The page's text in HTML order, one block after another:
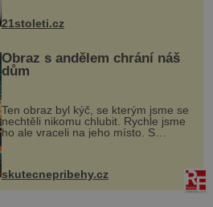
k dostatečně přesnému zacílení ...
21stoleti.cz
Obraz s andělem chrání náš
dům
Ten obraz byl kýč, se kterým jsme se
nechtěli nikomu chlubit. Rychle jsme
ho ale vraceli na jeho místo. S
manželem Vaškem jsme si pořídili
chaloupku, takový domek na severu
Čech, kde jsme si naplánova...
skutecnepribehy.cz